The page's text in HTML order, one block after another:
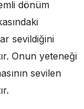
dönüm
sevildiğini
Onun yeteneği
sevilen